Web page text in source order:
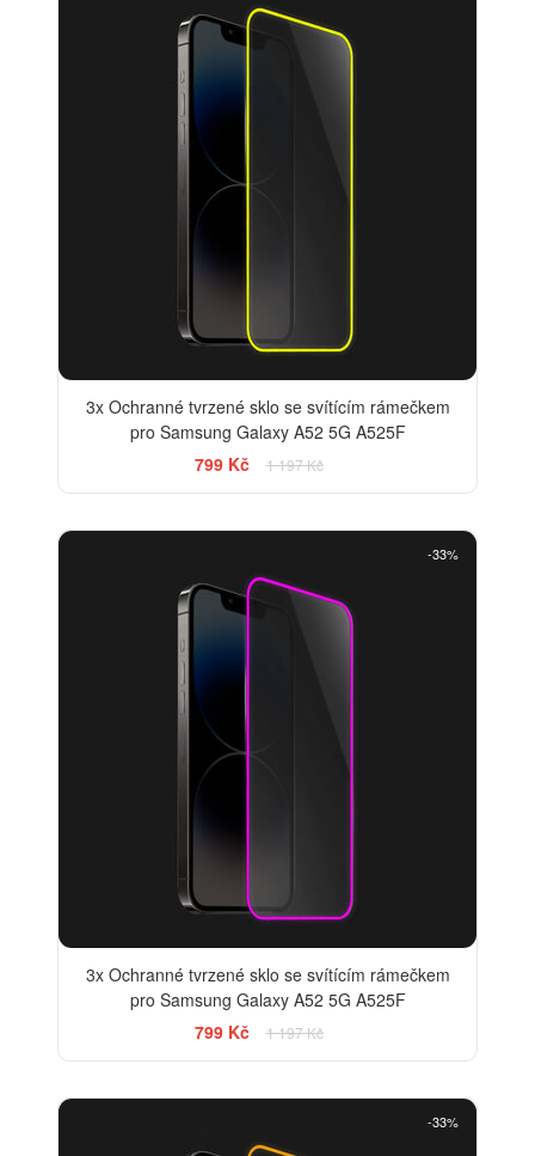
3x Ochranné tvrzené sklo se svítícím rámečkem
pro Samsung Galaxy A52 5G A525F
799 Kč
1 197 Kč
-33%
3x Ochranné tvrzené sklo se svítícím rámečkem
pro Samsung Galaxy A52 5G A525F
799 Kč
1 197 Kč
-33%